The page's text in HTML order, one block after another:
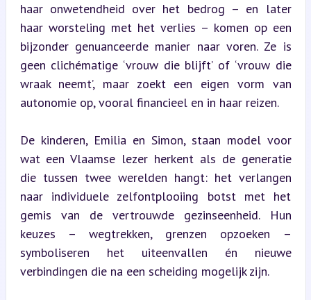
haar onwetendheid over het bedrog – en later
haar worsteling met het verlies – komen op een
bijzonder genuanceerde manier naar voren. Ze is
geen clichématige ‘vrouw die blijft’ of ‘vrouw die
wraak neemt’, maar zoekt een eigen vorm van
autonomie op, vooral financieel en in haar reizen.
De kinderen, Emilia en Simon, staan model voor
wat een Vlaamse lezer herkent als de generatie
die tussen twee werelden hangt: het verlangen
naar individuele zelfontplooiing botst met het
gemis van de vertrouwde gezinseenheid. Hun
keuzes – wegtrekken, grenzen opzoeken –
symboliseren het uiteenvallen én nieuwe
verbindingen die na een scheiding mogelijk zijn.